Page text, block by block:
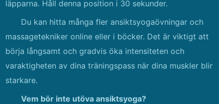
läpparna. Håll denna position i 30 sekunder.
Du kan hitta många fler ansiktsyogaövningar och
massagetekniker online eller i böcker. Det är viktigt att
börja långsamt och gradvis öka intensiteten och
varaktigheten av dina träningspass när dina muskler blir
starkare.
Vem bör inte utöva ansiktsyoga?